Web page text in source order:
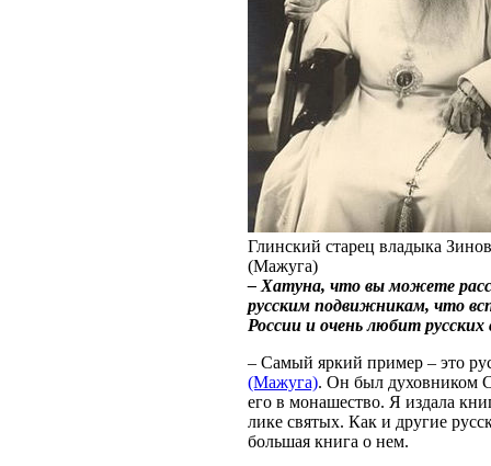
Глинский старец владыка
(Мажуга)
– Хатуна, что вы можете
русским подвижникам, что
России и очень любит
– Самый яркий пример – это
(Мажуга). Он был духовником
его в монашество. Я издала
лике святых. Как и другие
большая книга о нем.